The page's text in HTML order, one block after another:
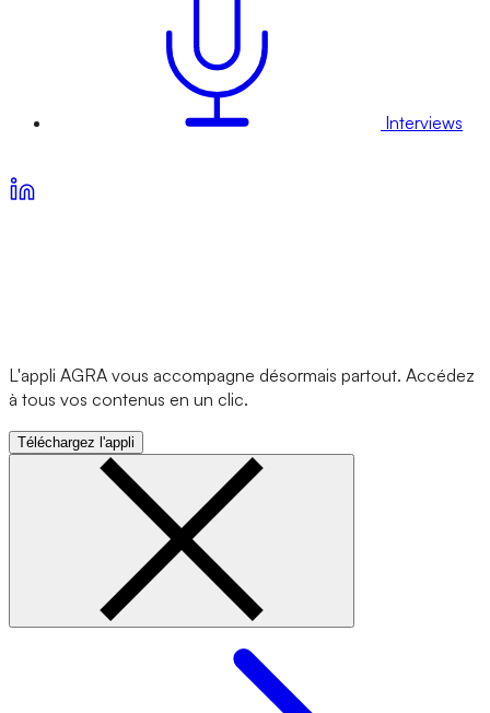
Interviews
L'appli AGRA vous accompagne désormais partout. Accédez
à tous vos contenus en un clic.
Téléchargez l'appli